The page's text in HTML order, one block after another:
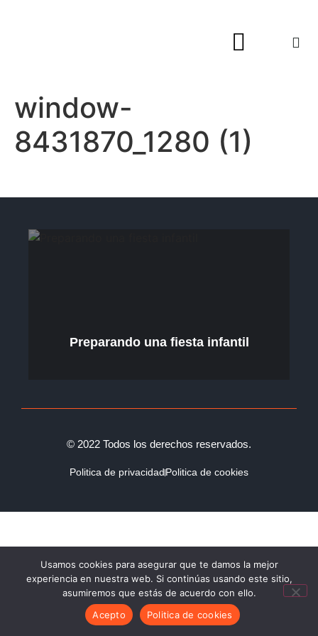
window-
8431870_1280 (1)
Preparando una fiesta infantil
© 2022 Todos los derechos reservados.
Politica de privacidadPolitica de cookies
Usamos cookies para asegurar que te damos la mejor
experiencia en nuestra web. Si continúas usando este sitio,
asumiremos que estás de acuerdo con ello.
Acepto
Politica de cookies